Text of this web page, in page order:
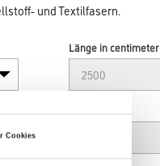
Cookies
und Textilfasern.
Länge in centimeter